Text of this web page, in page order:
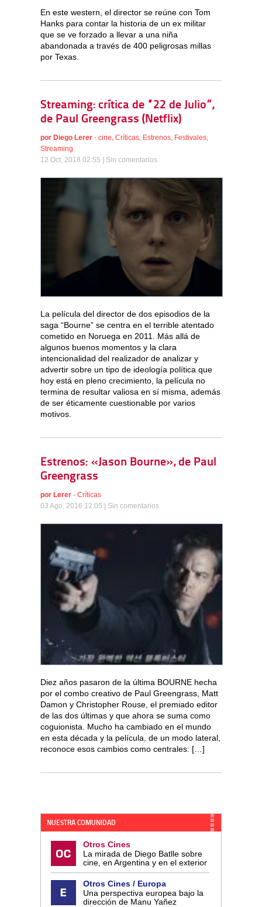
En este western, el director se reúne con Tom
Hanks para contar la historia de un ex militar
que se ve forzado a llevar a una niña
abandonada a través de 400 peligrosas millas
por Texas.
Streaming: crítica de “22 de Julio”,
de Paul Greengrass (Netflix)
por Diego Lerer - cine, Críticas, Estrenos, Festivales,
Streaming
12 Oct, 2018 02:55 | Sin comentarios
La película del director de dos episodios de la
saga “Bourne” se centra en el terrible atentado
cometido en Noruega en 2011. Más allá de
algunos buenos momentos y la clara
intencionalidad del realizador de analizar y
advertir sobre un tipo de ideología política que
hoy está en pleno crecimiento, la película no
termina de resultar valiosa en sí misma, además
de ser éticamente cuestionable por varios
motivos.
Estrenos: «Jason Bourne», de Paul
Greengrass
por Lerer - Críticas
03 Ago, 2016 12:05 | Sin comentarios
Diez años pasaron de la última BOURNE hecha
por el combo creativo de Paul Greengrass, Matt
Damon y Christopher Rouse, el premiado editor
de las dos últimas y que ahora se suma como
coguionista. Mucho ha cambiado en el mundo
en esta década y la película, de un modo lateral,
reconoce esos cambios como centrales: […]
NUESTRA COMUNIDAD
Otros Cines
La mirada de Diego Batlle sobre
cine, en Argentina y en el exterior
Otros Cines / Europa
Una perspectiva europea bajo la
dirección de Manu Yañez